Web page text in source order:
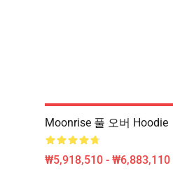
Moonrise 풀 오버 Hoodie
₩5,918,510 - ₩6,883,110